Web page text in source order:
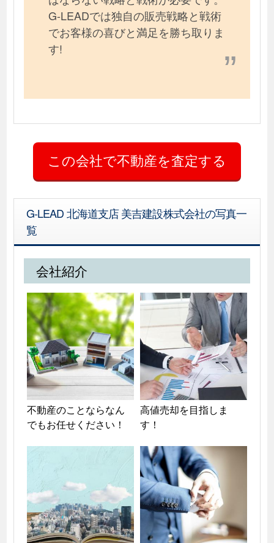
G-LEADでは独自の販売戦略と戦術
でお客様の喜びと満足を勝ち取りま
す!
G-LEAD 北海道支店 美吉建設株式会社の写真一
覧
会社紹介
不動産のことならなん
でもお任せください！
高値売却を目指しま
す！